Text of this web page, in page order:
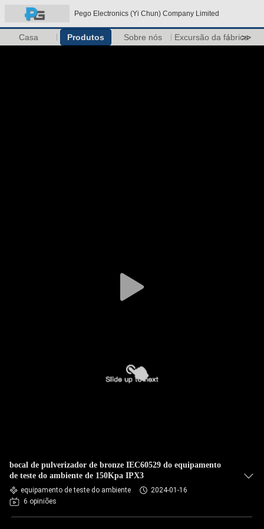
Pego Electronics (Yi Chun) Company Limited
Casa Produtos Sobre nós Excursão da fábrica
>>
bocal de pulverizador de bronze IEC60529 do equipamento
de teste do ambiente de 150Kpa IPX3
equipamento de teste do ambiente
2024-01-16
6 opiniões